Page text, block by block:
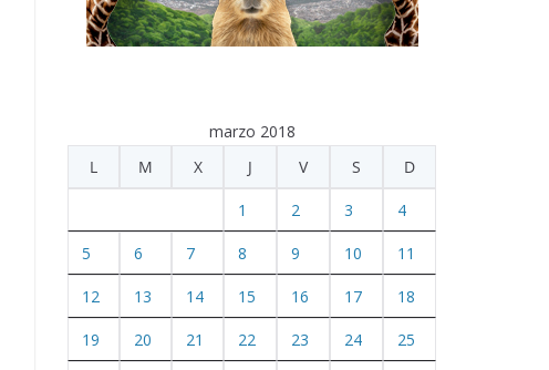
marzo 2018
L
M X J V S D
1 2 3 4
5 6 7 8 9 10 11
12 13 14 15 16 17 18
19 20 21 22 23 24 25